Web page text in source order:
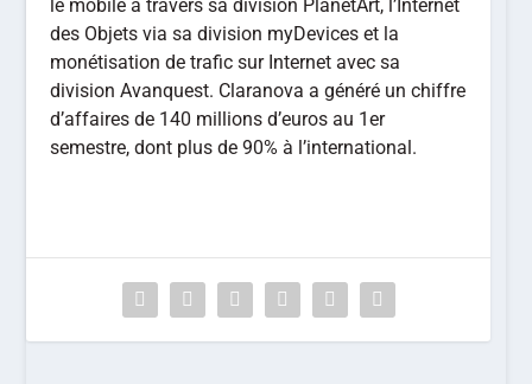
le mobile à travers sa division PlanetArt, l’Internet
des Objets via sa division myDevices et la
monétisation de trafic sur Internet avec sa
division Avanquest. Claranova a généré un chiffre
d’affaires de 140 millions d’euros au 1er
semestre, dont plus de 90% à l’international.